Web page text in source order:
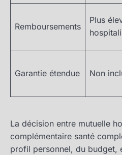
Remboursements
Plus
Garantie étendue Non
La décision entre mutuelle
complémentaire santé
profil personnel, du budget,